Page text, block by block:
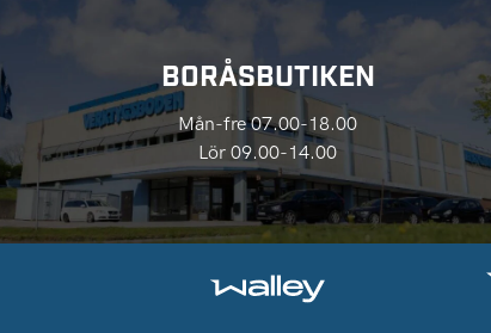
BORÅSBUTIKEN
Mån-fre 07.00-18.00
Lör 09.00-14.00